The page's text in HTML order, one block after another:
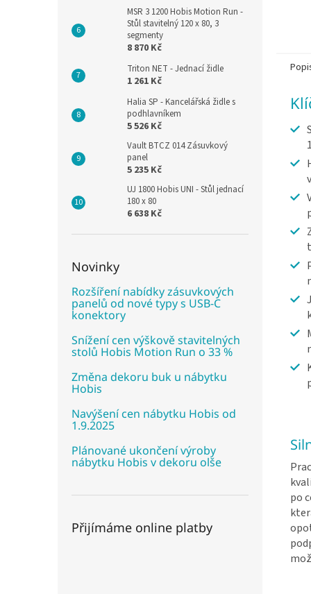
MSR 3 1200 Hobis Motion Run -
Stůl stavitelný 120 x 80, 3
segmenty
8 870 Kč
Triton NET - Jednací židle
1 261 Kč
Halia SP - Kancelářská židle s
podhlavníkem
5 526 Kč
Vault BTCZ 014 Zásuvkový
panel
5 235 Kč
UJ 1800 Hobis UNI - Stůl jednací
180 x 80
6 638 Kč
Novinky
Rozšíření nabídky zásuvkových
panelů od nové typy s USB-C
konektory
Snížení cen výškově stavitelných
stolů Hobis Motion Run o 33 %
Změna dekoru buk u nábytku
Hobis
Navýšení cen nábytku Hobis od
1.9.2025
Plánované ukončení výroby
nábytku Hobis v dekoru olše
Přijímáme online platby
po